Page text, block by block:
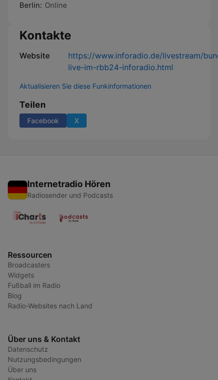
Berlin: Online
Kontakte
Website
https://www.inforadio.de/livestream/
live-im-rbb24-inforadio.html
Aktualisieren Sie diese Funkinformationen
Teilen
Facebook X
Internetradio Hören
Radiosender und Podcasts
Ressourcen
Broadcasters
Widgets
Fußball im Radio
Blog
Radio-Websites nach Land
Über uns & Kontakt
Datenschutz
Nutzungsbedingungen
Über uns